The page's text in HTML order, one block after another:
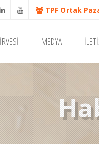
TPF Ortak
MEDYA